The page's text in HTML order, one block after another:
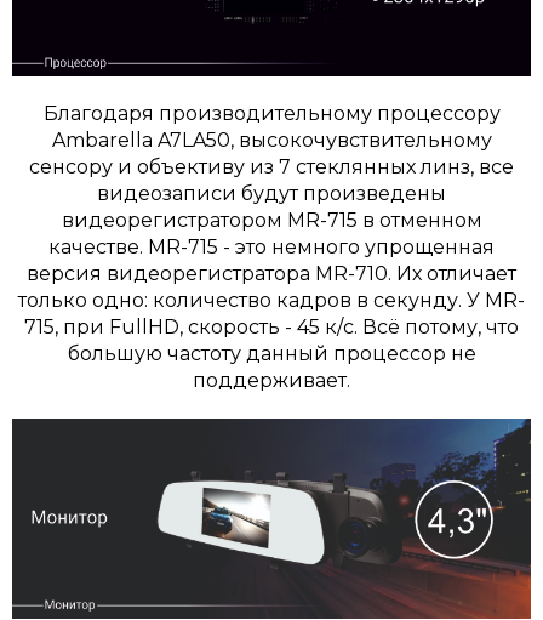
Благодаря производительному процессору
Ambarella A7LA50, высокочувствительному
сенсору и объективу из 7 стеклянных линз, все
видеозаписи будут произведены
видеорегистратором MR-715 в отменном
качестве. MR-715 - это немного упрощенная
версия видеорегистратора MR-710. Их отличает
только одно: количество кадров в секунду. У MR-
715, при FullHD, скорость - 45 к/с. Всё потому, что
большую частоту данный процессор не
поддерживает.